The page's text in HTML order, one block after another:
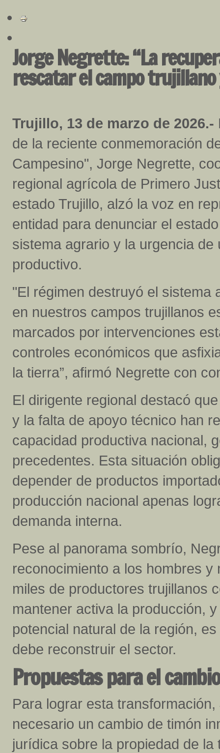
Jorge Negrette: “La
rescatar el campo
Trujillo, 13 de marzo de 2026.-
de la reciente conmemoración
Campesino", Jorge Negrette,
regional agrícola de Primero
estado Trujillo, alzó la voz en
entidad para denunciar el
sistema agrario y la urgencia
productivo.
"El régimen destruyó el sistema
en nuestros campos trujillanos
marcados por intervenciones
controles económicos que
la tierra”, afirmó Negrette con
El dirigente regional destacó
y la falta de apoyo técnico han
capacidad productiva nacional,
precedentes. Esta situación
depender de productos
producción nacional apenas
demanda interna.
Pese al panorama sombrío,
reconocimiento a los hombres
miles de productores trujillanos
mantener activa la producción,
potencial natural de la región,
debe reconstruir el sector.
Propuestas para el
Para lograr esta
necesario un cambio de timón
jurídica sobre la propiedad de